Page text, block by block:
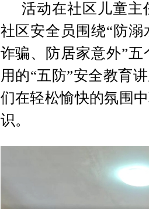
活动在社区儿童主
社区安全员围绕“防
诈骗、防居家意外”
用的“五防”安全教育
们在轻松愉快的氛围
识。